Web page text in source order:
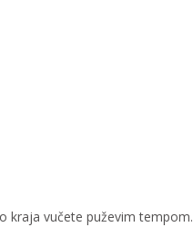
kraja vučete puževim tempom.